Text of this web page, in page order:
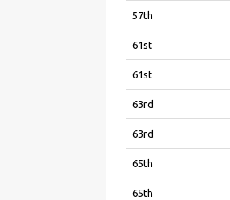
57th
61st
61st
63rd
63rd
65th
65th